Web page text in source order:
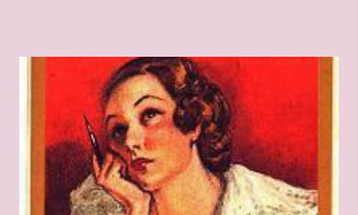
molto affascinante, con un intreccio poderoso e
un’ambientazione suggestiva – una tenuta di campagna in
un’antica abbazia, niente meno! E mi ha ricordato i vecchi
romanzi gotici con così tanto mistero ed elementi
soprannaturali. Hi, Deanna, I can only start saying that I’m very
very proud to interview an author like you. I’ve just finished
reading “Silent in the Sanctuary”, and I’ve found it very